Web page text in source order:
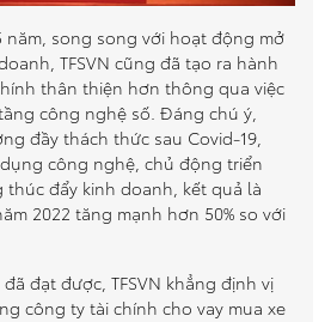
năm, song song với hoạt động mở
TFSVN cũng đã tạo ra hành
thân thiện hơn thông qua việc
công nghệ số. Đáng chú ý,
đầy thách thức sau Covid-19,
công nghệ, chủ động triển
đẩy kinh doanh, kết quả là
2022 tăng mạnh hơn 50% so với
đạt được, TFSVN khẳng định vị
công ty tài chính cho vay mua xe